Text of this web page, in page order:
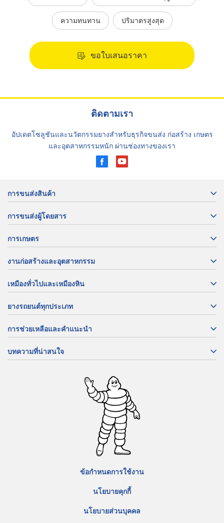
ความทนทาน ปริมาตรสูงสุด
ขอใบเสนอราคา
ติดตามเรา
อัปเดตโซลูชันและนวัตกรรมยางสำหรับธุรกิจขนส่ง ก่อสร้าง เกษตร
และอุตสาหกรรมหนัก ผ่านช่องทางของเรา
การขนส่งสินค้า
การขนส่งผู้โดยสาร
การเกษตร
งานก่อสร้างและอุตสาหกรรม
เหมืองทั่วไปและเหมืองหิน
ยางรถยนต์ทุกประเภท
การช่วยเหลือและคำแนะนำ
บทความที่น่าสนใจ
ข้อกำหนดการใช้งาน
นโยบายคุกกี้
นโยบายส่วนบุคคล